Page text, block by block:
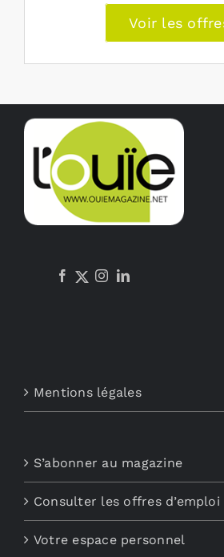
Voir les
Mentions légales
S’abonner au magazine
Consulter les offres d’emploi
Votre espace personnel